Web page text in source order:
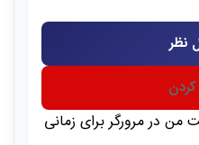
نظر
من در مرورگر برای زمانی